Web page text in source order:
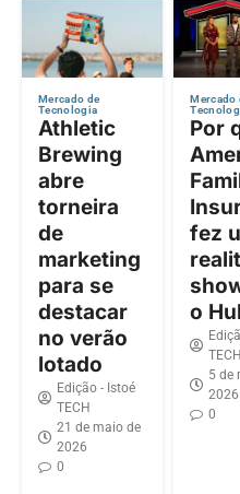
Mercado de
Tecnologia
Athletic
Brewing
abre
torneira
de
marketing
para se
destacar
no verão
lotado
Edição - Istoé
TECH
21 de maio de
2026
0
Mercado
Por
fez
o
TECH
5 de
2026
0